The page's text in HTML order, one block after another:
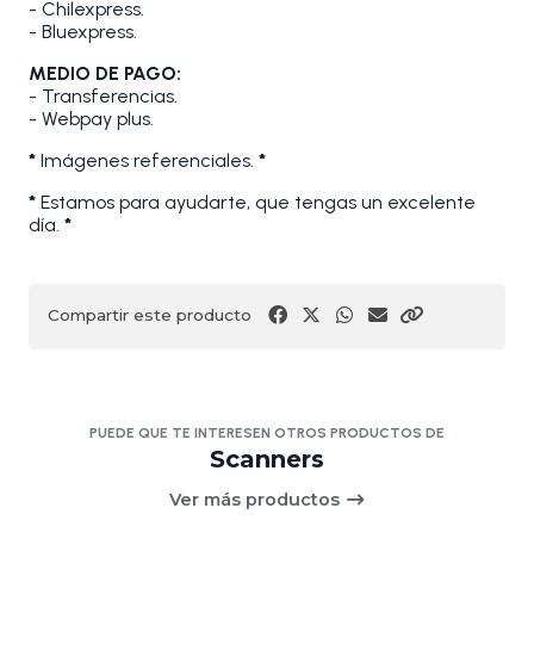
- Chilexpress.
- Bluexpress.
MEDIO DE PAGO:
- Transferencias.
- Webpay plus.
* Imágenes referenciales. *
* Estamos para ayudarte, que tengas un excelente
día. *
Compartir este producto
PUEDE QUE TE INTERESEN OTROS PRODUCTOS DE
Scanners
Ver más productos